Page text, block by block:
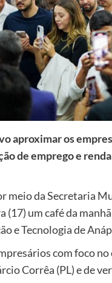
aproximar os
de emprego e
meio da Secretaria
um café da
e Tecnologia de
com foco
Corrêa (PL) e de